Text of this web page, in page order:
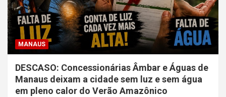
MANAUS
DESCASO: Concessionárias Âmbar e Águas de
Manaus deixam a cidade sem luz e sem água
em pleno calor do Verão Amazônico